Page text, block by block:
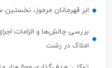
بررسی چالش‌ها و الزامات
معرفی مستقیم ۵۰ نفر برتر به بازار کار